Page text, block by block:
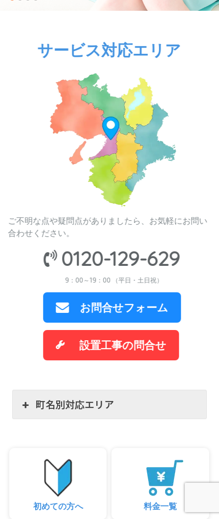
サービス対応エリア
ご不明な点や疑問点がありましたら、お気軽にお問い
合わせください。
0120-129-629
9：00～19：00 （平日・土日祝）
お問合せフォーム
設置工事の問合せ
町名別対応エリア
初めての方へ 料金一覧